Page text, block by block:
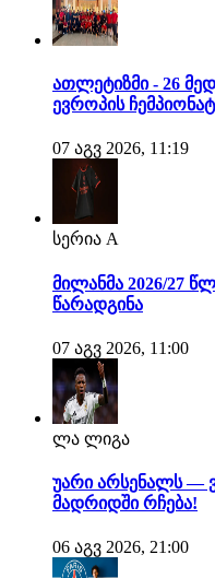
ათლეტიზმი - 26
ევროპის
07 აგვ 2026, 11:19
სერია A
მილანმა 2026/27
წარადგინა
07 აგვ 2026, 11:00
ლა ლიგა
უარი არსენალს —
მადრიდში რჩება!
06 აგვ 2026, 21:00